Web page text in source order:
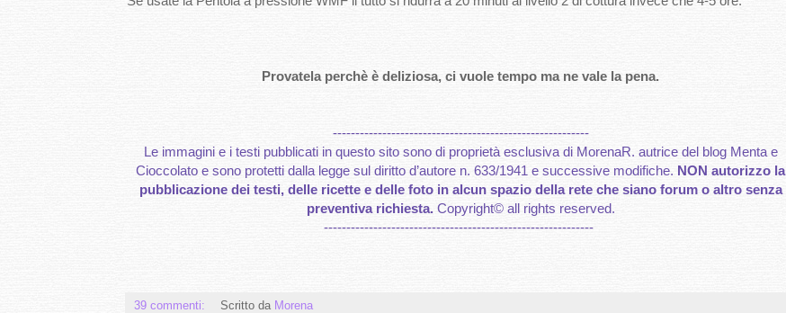
Provatela perchè è deliziosa, ci vuole tempo ma ne vale la pena.
---------------------------------------------------------
Le immagini e i testi pubblicati in questo sito sono di proprietà esclusiva di MorenaR. autrice del blog Menta e
Cioccolato e sono protetti dalla legge sul diritto d’autore n. 633/1941 e successive modifiche. NON autorizzo la
pubblicazione dei testi, delle ricette e delle foto in alcun spazio della rete che siano forum o altro senza
preventiva richiesta. Copyright© all rights reserved.
------------------------------------------------------------
39 commenti: Scritto da Morena